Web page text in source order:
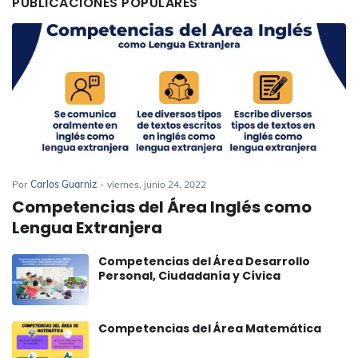
Por Carlos Guarniz - viernes, junio 24, 2022
Competencias del Área Inglés como
Lengua Extranjera
Competencias del Área Desarrollo
Personal, Ciudadanía y Cívica
Competencias del Área Matemática